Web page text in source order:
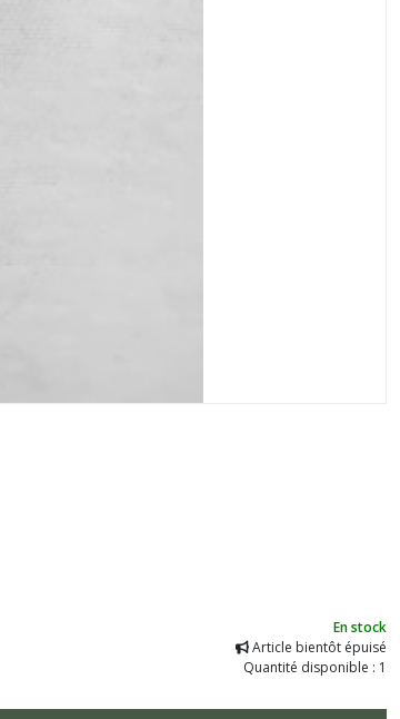
En stock
Article bientôt épuisé
Quantité disponible : 1